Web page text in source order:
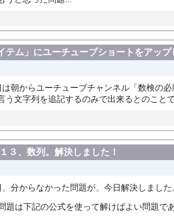
ム」にユーチューブショートをアップ
朝からユーチューブチャンネル「数検の
う文字列を追記するのみで出来るとのこ
３、数列。解決しました！
分からなかった問題が、今日解決しまし
題は下記の公式を使って解けばよい問題で